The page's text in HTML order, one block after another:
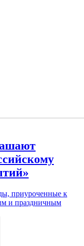
приуроченные к
и праздничным